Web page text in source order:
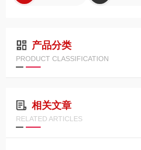
产品分类
PRODUCT CLASSIFICATION
相关文章
RELATED ARTICLES